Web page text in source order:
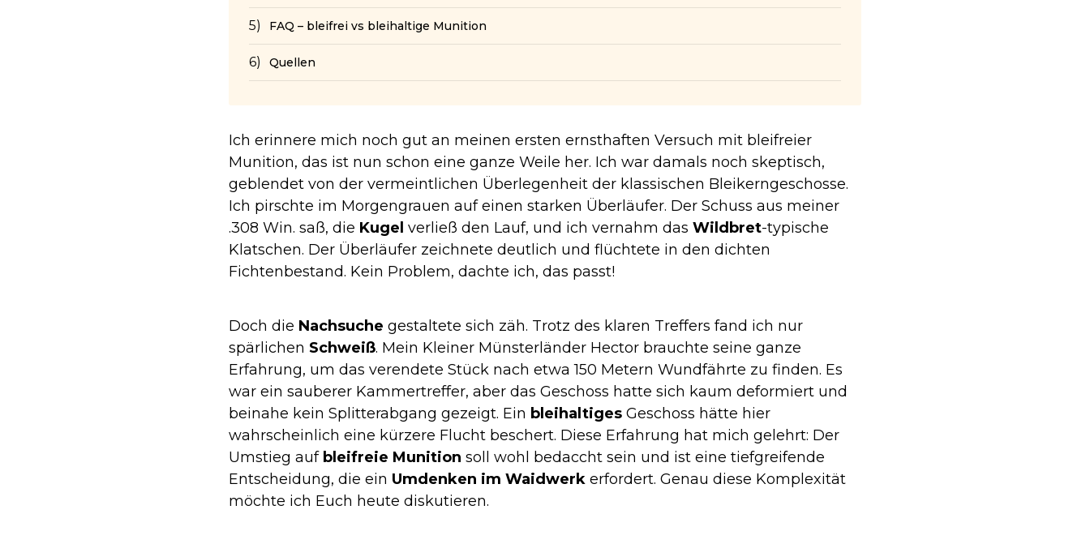
FAQ – bleifrei vs bleihaltige Munition
Quellen
Ich erinnere mich noch gut an meinen ersten ernsthaften Versuch mit bleifreier
Munition, das ist nun schon eine ganze Weile her. Ich war damals noch skeptisch,
geblendet von der vermeintlichen Überlegenheit der klassischen Bleikerngeschosse.
Ich pirschte im Morgengrauen auf einen starken Überläufer. Der Schuss aus meiner
.308 Win. saß, die Kugel verließ den Lauf, und ich vernahm das Wildbret-typische
Klatschen. Der Überläufer zeichnete deutlich und flüchtete in den dichten
Fichtenbestand. Kein Problem, dachte ich, das passt!
Doch die Nachsuche gestaltete sich zäh. Trotz des klaren Treffers fand ich nur
spärlichen Schweiß. Mein Kleiner Münsterländer Hector brauchte seine ganze
Erfahrung, um das verendete Stück nach etwa 150 Metern Wundfährte zu finden. Es
war ein sauberer Kammertreffer, aber das Geschoss hatte sich kaum deformiert und
beinahe kein Splitterabgang gezeigt. Ein bleihaltiges Geschoss hätte hier
wahrscheinlich eine kürzere Flucht beschert. Diese Erfahrung hat mich gelehrt: Der
Umstieg auf bleifreie Munition soll wohl bedaccht sein und ist eine tiefgreifende
Entscheidung, die ein Umdenken im Waidwerk erfordert. Genau diese Komplexität
möchte ich Euch heute diskutieren.